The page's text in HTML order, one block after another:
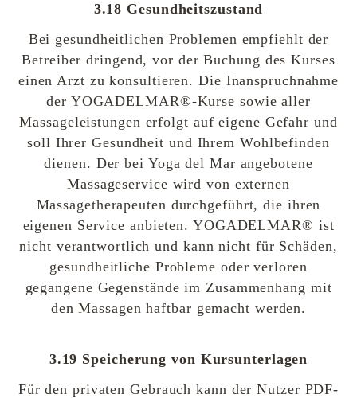
3.18 Gesundheitszustand
Bei gesundheitlichen Problemen empfiehlt der
Betreiber dringend, vor der Buchung des Kurses
einen Arzt zu konsultieren. Die Inanspruchnahme
der YOGADELMAR®-Kurse sowie aller
Massageleistungen erfolgt auf eigene Gefahr und
soll Ihrer Gesundheit und Ihrem Wohlbefinden
dienen. Der bei Yoga del Mar angebotene
Massageservice wird von externen
Massagetherapeuten durchgeführt, die ihren
eigenen Service anbieten. YOGADELMAR® ist
nicht verantwortlich und kann nicht für Schäden,
gesundheitliche Probleme oder verloren
gegangene Gegenstände im Zusammenhang mit
den Massagen haftbar gemacht werden.
3.19 Speicherung von Kursunterlagen
Für den privaten Gebrauch kann der Nutzer PDF-